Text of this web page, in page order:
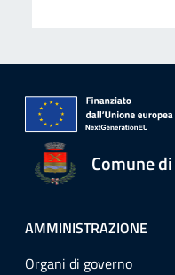
Comune
AMMINISTRAZIONE
Organi di governo